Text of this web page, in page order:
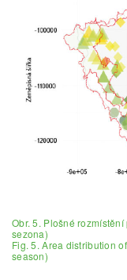
Obr. 5. Plošné
sezona)
Fig. 5. Area distribution
season)